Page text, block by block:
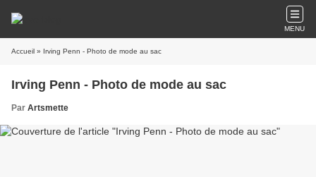
MENU
Accueil » Irving Penn - Photo de mode au sac
Irving Penn - Photo de mode au sac
Par Artsmette